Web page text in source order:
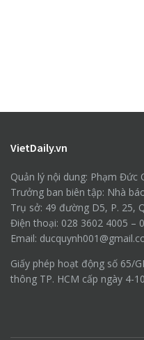
VietDaily.vn
Quản lý nội dung: Phạm Đức
Trưởng ban biên tập: Nhà
Trụ sở: 49 đường D5, P. 25,
Điện thoại: 028 3602 4005 –
Email:
Giấy phép hoạt động số 65/
thông TP. HCM cấp ngày 4-